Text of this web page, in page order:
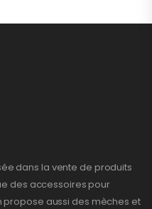
dans la vente de produits
des accessoires pour
propose aussi des mèches et